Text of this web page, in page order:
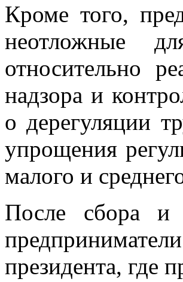
Кроме того,
неотложные
относительно
надзора и
о дерегуляции
упрощения
малого и
После сбора и
президента, где